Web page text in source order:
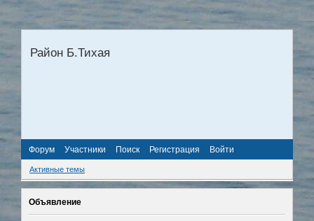
Район Б.Тихая
Форум Участники Поиск Регистрация Войти
Активные темы
Объявление